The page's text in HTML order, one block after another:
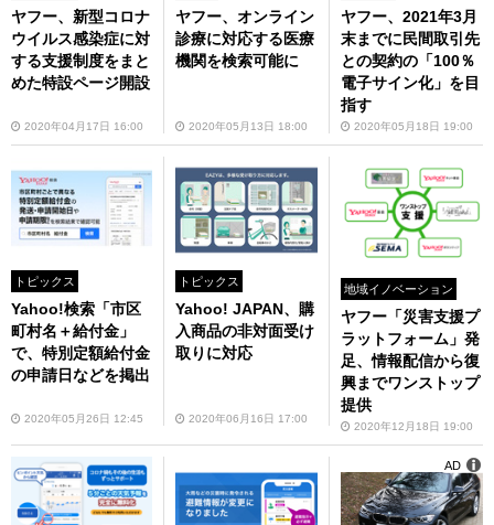
ヤフー、新型コロナ
ウイルス感染症に対
する支援制度をまと
めた特設ページ開設
2020年04月17日 16:00
ヤフー、オンライン
診療に対応する医療
機関を検索可能に
2020年05月13日 18:00
ヤフー、2021年3月
末までに民間取引先
との契約の「100％
電子サイン化」を目
指す
2020年05月18日 19:00
トピックス
Yahoo!検索「市区
町村名＋給付金」
で、特別定額給付金
の申請日などを掲出
2020年05月26日 12:45
トピックス
Yahoo! JAPAN、購
入商品の非対面受け
取りに対応
2020年06月16日 17:00
地域イノベーション
ヤフー「災害支援プ
ラットフォーム」発
足、情報配信から復
興までワンストップ
提供
2020年12月18日 19:00
AD